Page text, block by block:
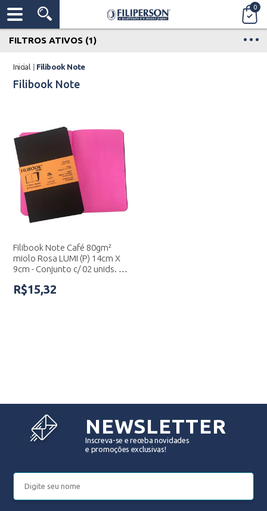
0
Inicial Filibook Note
FILTROS ATIVOS (1)
Filibook Note
Filibook Note Café 80gm²
miolo Rosa LUMI (P) 14cm X
9cm - Conjunto c/ 02 unids. -
R$15,32
NEWSLETTER
Inscreva-se e receba novidades
e promoções exclusivas!